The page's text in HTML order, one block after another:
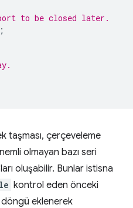
to be closed later.
taşması, çerçeveleme
olmayan bazı seri
oluşabilir. Bunlar istisna
kontrol eden önceki
eklenerek